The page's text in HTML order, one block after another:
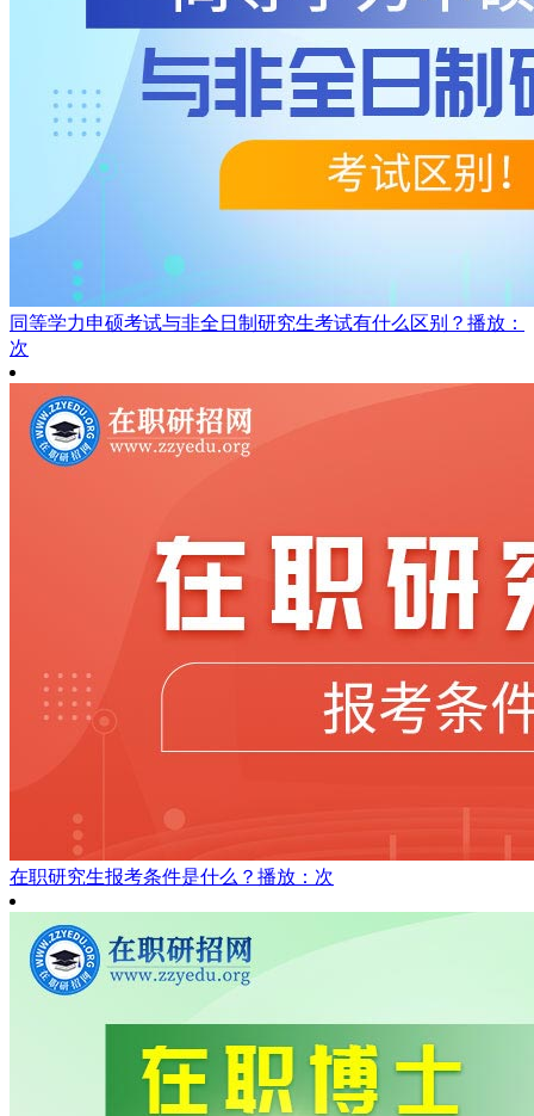
同等学力申硕考试与非全日制研究生考试有什么区别？ 播放：
次
在职研究生报考条件是什么？ 播放：次